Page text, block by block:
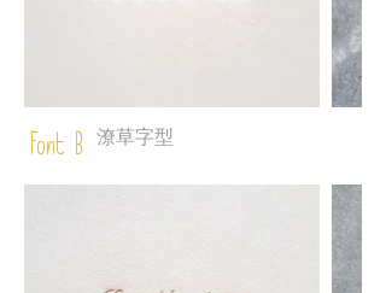
Font B 潦草字型